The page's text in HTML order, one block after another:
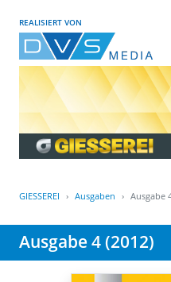
REALISIERT VON
GIESSEREI Ausgaben Ausgabe
Ausgabe 4 (2012)